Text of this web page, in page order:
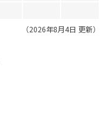
（2026年8月4日 更新）